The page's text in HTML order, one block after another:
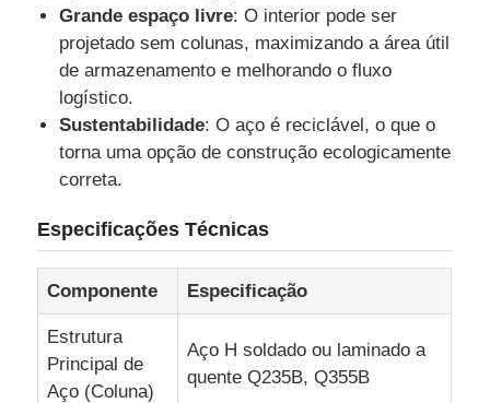
armazém de estrutura de aço
Construção comercial de aço
Estruturas de mineração
Hangar de Aviões com Estrutura de Aço
Material estrutural de aço
Galpão Estrutura Metálica
Grande espaço livre: O interior pode ser
projetado sem colunas, maximizando a área útil
de armazenamento e melhorando o fluxo
logístico.
Sustentabilidade: O aço é reciclável, o que o
torna uma opção de construção ecologicamente
correta.
Especificações Técnicas
Componente Especificação
Estrutura
Principal de
Aço (Coluna)
Aço H soldado ou laminado a
quente Q235B, Q355B